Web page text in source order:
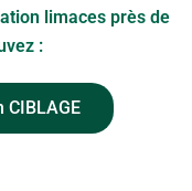
limaces près de
: